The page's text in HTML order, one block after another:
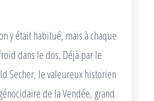
y était habitué, mais à chaque
dans le dos. Déjà par le
Secher, le valeureux historien
de la Vendée, grand